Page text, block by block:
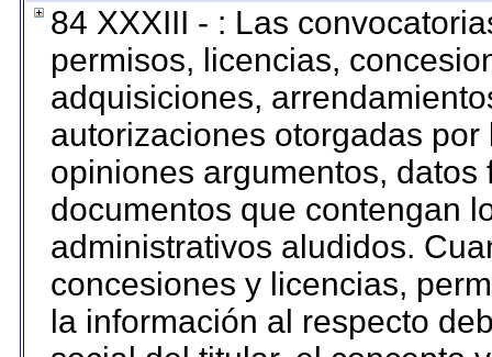
84 XXXIII - : Las
permisos, licencias,
adquisiciones,
autorizaciones otorgadas
opiniones argumentos,
documentos que contengan
administrativos aludidos.
concesiones y licencias,
la información al respecto